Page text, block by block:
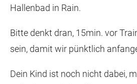
Hallenbad in Rain.
Bitte denkt dran, 15min. vor
sein, damit wir pünktlich
Dein Kind ist noch nicht dabei,